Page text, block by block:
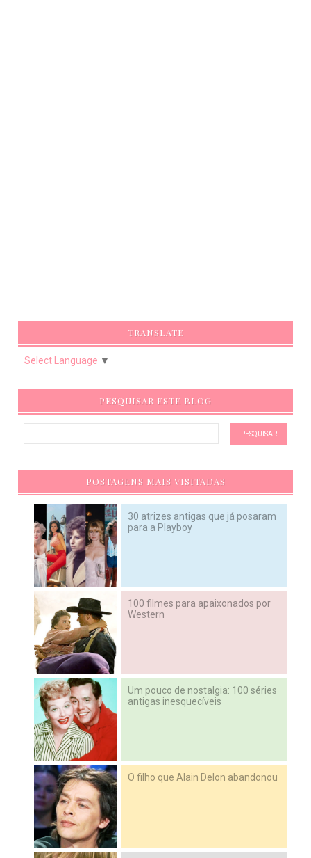
TRANSLATE
Select Language ▼
PESQUISAR ESTE BLOG
POSTAGENS MAIS VISITADAS
30 atrizes antigas que já posaram
para a Playboy
100 filmes para apaixonados por
Western
Um pouco de nostalgia: 100 séries
antigas inesquecíveis
O filho que Alain Delon abandonou